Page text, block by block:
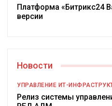
Платформа «Битрикс24
версии
Новости
УПРАВЛЕНИЕ ИТ-
Релиз системы